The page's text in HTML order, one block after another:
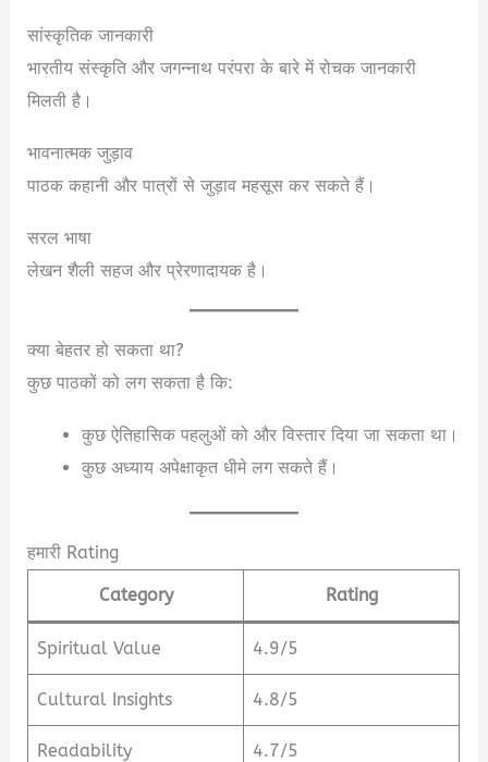
सांस्कृतिक जानकारी
भारतीय संस्कृति और जगन्नाथ परंपरा के बारे में रोचक जानकारी
मिलती है।
भावनात्मक जुड़ाव
पाठक कहानी और पात्रों से जुड़ाव महसूस कर सकते हैं।
सरल भाषा
लेखन शैली सहज और प्रेरणादायक है।
क्या बेहतर हो सकता था?
कुछ पाठकों को लग सकता है कि:
कुछ ऐतिहासिक पहलुओं को और विस्तार दिया जा सकता था।
कुछ अध्याय अपेक्षाकृत धीमे लग सकते हैं।
हमारी Rating
Category Rating
Spiritual Value 4.9/5
Cultural Insights 4.8/5
Readability 4.7/5